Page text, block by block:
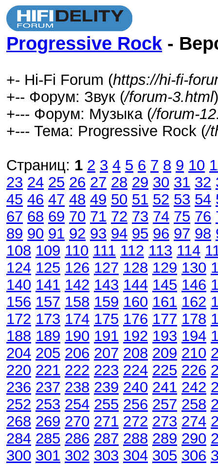
Progressive Rock -
+- Hi-Fi Forum (https://hi-fi-
+-- Форум: Звук (/forum-3.html)
+--- Форум: Музыка (/forum-
+--- Тема: Progressive Rock (/
Страниц: 1 2 3 4 5 6 7 8 9 10
23 24 25 26 27 28 29 30 31 32
45 46 47 48 49 50 51 52 53 54
67 68 69 70 71 72 73 74 75 76
89 90 91 92 93 94 95 96 97 98
108 109 110 111 112 113 114
124 125 126 127 128 129 130
140 141 142 143 144 145 146
156 157 158 159 160 161 162
172 173 174 175 176 177 178
188 189 190 191 192 193 194
204 205 206 207 208 209 210
220 221 222 223 224 225 226
236 237 238 239 240 241 242
252 253 254 255 256 257 258
268 269 270 271 272 273 274
284 285 286 287 288 289 290
300 301 302 303 304 305 306